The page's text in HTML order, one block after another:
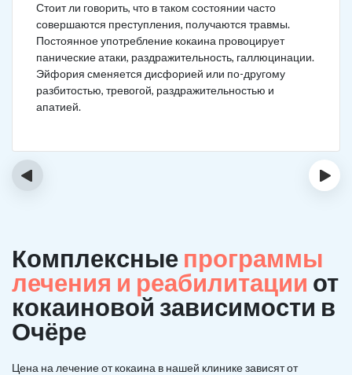
Стоит ли говорить, что в таком состоянии часто
совершаются преступления, получаются травмы.
Постоянное употребление кокаина провоцирует
панические атаки, раздражительность, галлюцинации.
Эйфория сменяется дисфорией или по-другому
разбитостью, тревогой, раздражительностью и
апатией.
‹ ›
Комплексные программы
лечения и реабилитации от
кокаиновой зависимости в
Очёре
Цена на лечение от кокаина в нашей клинике зависят от